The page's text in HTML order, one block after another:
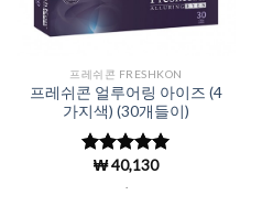
Wishlist
프레쉬콘 FRESHKON
프레쉬콘 얼루어링 아이즈 (4
가지색) (30개들이)
5 중에서
로 평
₩40,130